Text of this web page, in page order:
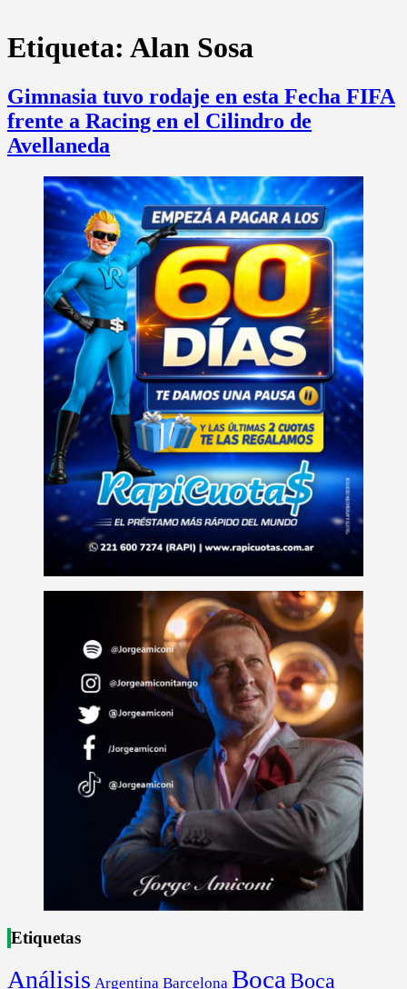
Etiqueta: Alan Sosa
Gimnasia tuvo rodaje en esta Fecha FIFA
frente a Racing en el Cilindro de
Avellaneda
Etiquetas
Análisis Argentina Barcelona Boca Boca